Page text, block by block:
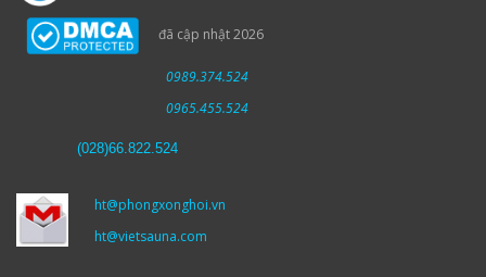
đã cập nhật 2026
0989.374.524
0965.455.524
(028)66.822.524
ht@phongxonghoi.vn
ht@vietsauna.com